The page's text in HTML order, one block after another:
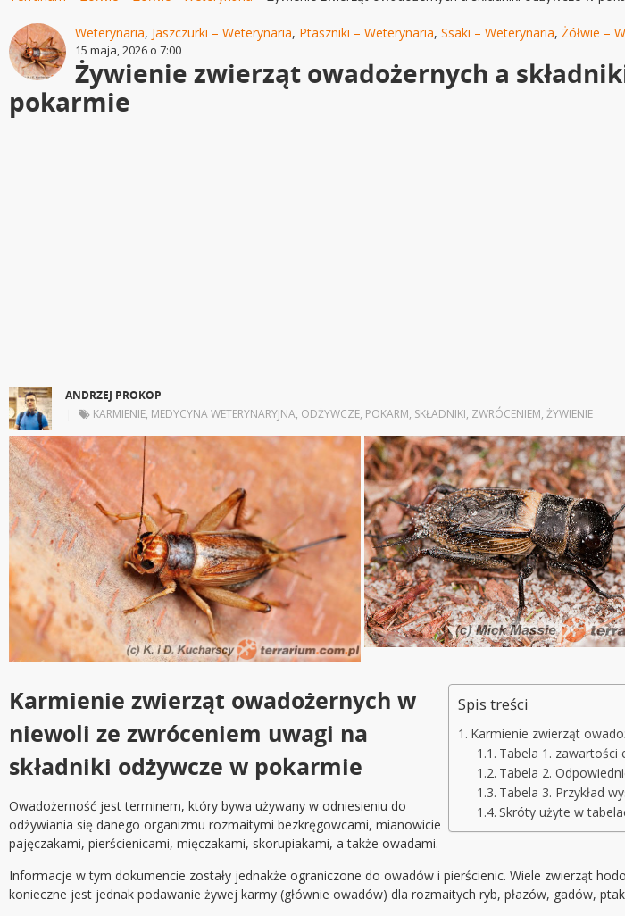
Weterynaria, Jaszczurki – Weterynaria, Ptaszniki – Weterynaria, Ssaki – Weterynaria, Żółwie –
15 maja, 2026 o 7:00
Żywienie zwierząt owadożernych a
pokarmie
ANDRZEJ PROKOP
KARMIENIE, MEDYCYNA WETERYNARYJNA, ODŻYWCZE, POKARM, SKŁADNIKI, ZWRÓCENIEM, ŻYWIENIE
Spis treści
Karmienie zwierząt
Tabela 1. zawartości
Tabela 2.
Tabela 3. Przykład
Skróty użyte w
Karmienie zwierząt owadożernych w
niewoli ze zwróceniem uwagi na
składniki odżywcze w pokarmie
Owadożerność jest terminem, który bywa używany w odniesieniu do
odżywiania się danego organizmu rozmaitymi bezkręgowcami, mianowicie
pajęczakami, pierścienicami, mięczakami, skorupiakami, a także owadami.
Informacje w tym dokumencie zostały jednakże ograniczone do owadów i pierścienic. Wiele zwierząt
konieczne jest jednak podawanie żywej karmy (głównie owadów) dla rozmaitych ryb, płazów, gadów,